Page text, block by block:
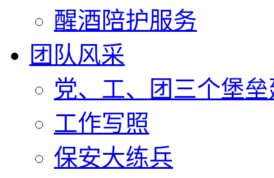
醒酒陪护服务
团队风采
党、工、团三个堡
工作写照
保安大练兵